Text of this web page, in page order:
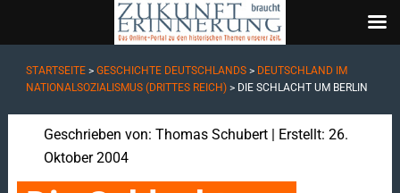
STARTSEITE> GESCHICHTE DEUTSCHLANDS> DEUTSCHLAND IM
NATIONALSOZIALISMUS (DRITTES REICH)> DIE SCHLACHT UM BERLIN
Geschrieben von: Thomas Schubert| Erstellt: 26.
Oktober 2004